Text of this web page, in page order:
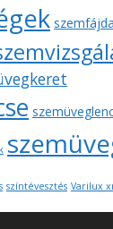
színtévesztés Varilux